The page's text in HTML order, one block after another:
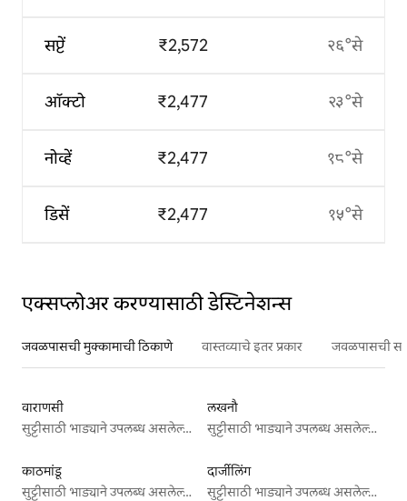
सप्टें
ऑक्टो
नोव्हें
डिसें
₹2,572
₹2,477
₹2,477
₹2,477
२६°से
२३°से
१८°से
१५°से
एक्सप्लोअर करण्यासाठी डेस्टिनेशन्स
जवळपासची मुक्कामाची ठिकाणे वास्तव्याचे इतर प्रकार जवळपासची
वाराणसी
सुट्टीसाठी भाड्याने उपलब्ध असलेल्या जागा
लखनौ
सुट्टीसाठी भाड्याने उपलब्ध असलेल्या जागा
काठमांडू
सुट्टीसाठी भाड्याने उपलब्ध असलेल्या जागा
दार्जीलिंग
सुट्टीसाठी भाड्याने उपलब्ध असलेल्या जागा